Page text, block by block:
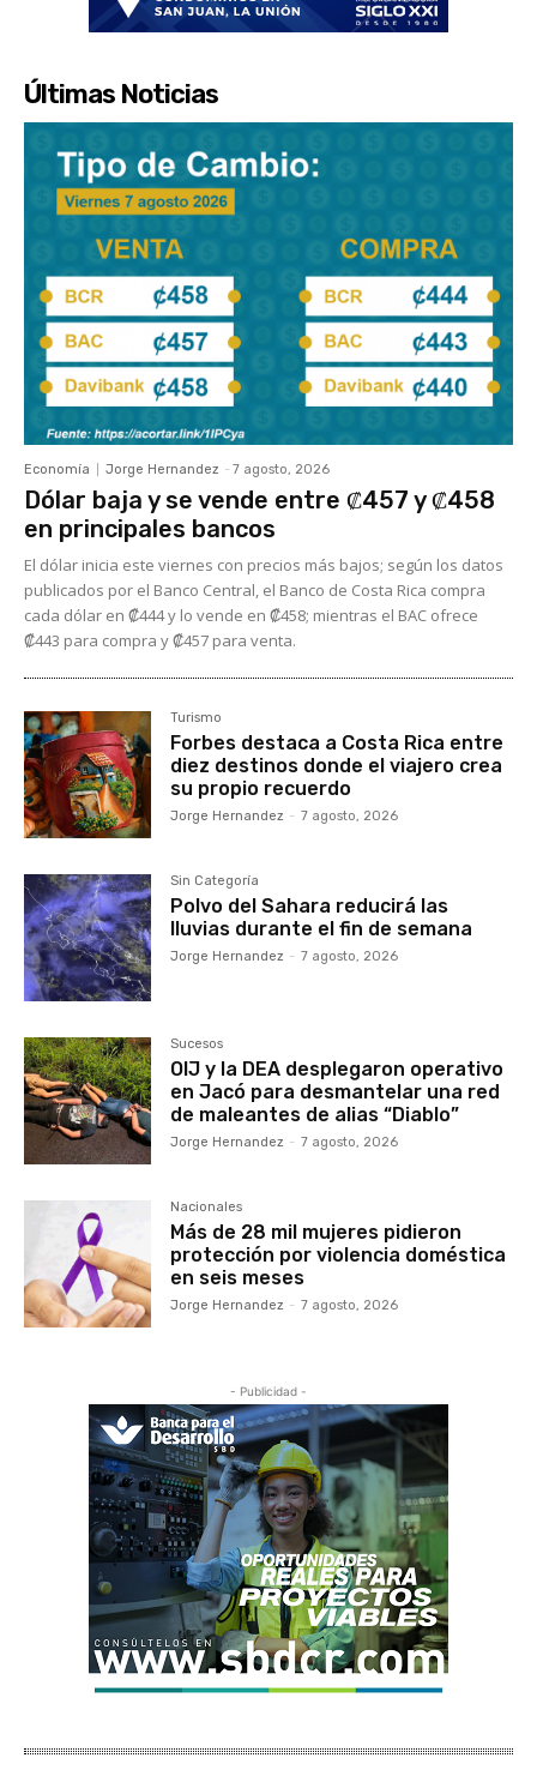
Últimas Noticias
Economía Jorge Hernandez - 7 agosto, 2026
Dólar baja y se vende entre ₡457 y ₡458
en principales bancos
El dólar inicia este viernes con precios más bajos; según los datos
publicados por el Banco Central, el Banco de Costa Rica compra
cada dólar en ₡444 y lo vende en ₡458; mientras el BAC ofrece
₡443 para compra y ₡457 para venta.
Turismo
Forbes destaca a Costa Rica entre
diez destinos donde el viajero crea
su propio recuerdo
Jorge Hernandez - 7 agosto, 2026
Sin Categoría
Polvo del Sahara reducirá las
lluvias durante el fin de semana
Jorge Hernandez - 7 agosto, 2026
Sucesos
OIJ y la DEA desplegaron operativo
en Jacó para desmantelar una red
de maleantes de alias “Diablo”
Jorge Hernandez - 7 agosto, 2026
Nacionales
Más de 28 mil mujeres pidieron
protección por violencia doméstica
en seis meses
Jorge Hernandez - 7 agosto, 2026
- Publicidad -